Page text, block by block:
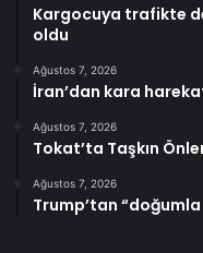
Kargocuya trafikte
oldu
Ağustos 7, 2026
İran’dan kara
Ağustos 7, 2026
Tokat’ta Taşkın
Ağustos 7, 2026
Trump’tan